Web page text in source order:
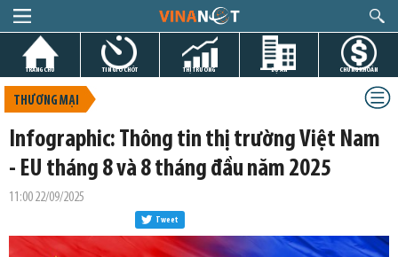
TRANG CHỦ TIN GIỜ CHÓT THỊ TRƯỜNG DỰ ÁN CHỨNG KHOÁN
THƯƠNG MẠI
Infographic: Thông tin thị trường Việt Nam
- EU tháng 8 và 8 tháng đầu năm 2025
11:00 22/09/2025
Tweet